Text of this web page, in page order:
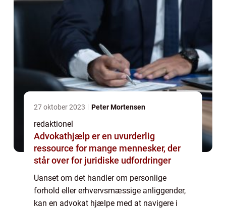
27 oktober 2023 Peter Mortensen
redaktionel
Advokathjælp er en uvurderlig
ressource for mange mennesker, der
står over for juridiske udfordringer
Uanset om det handler om personlige
forhold eller erhvervsmæssige anliggender,
kan en advokat hjælpe med at navigere i